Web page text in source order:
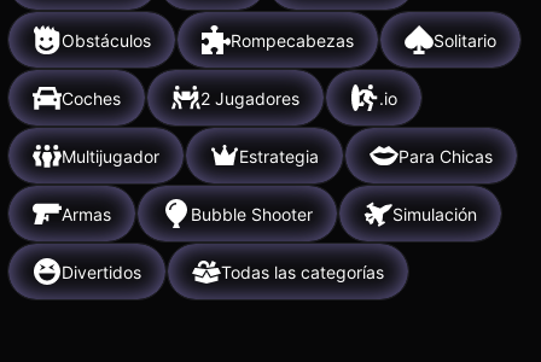
Obstáculos Rompecabezas Solitario
Coches 2 Jugadores .io
Multijugador Estrategia Para Chicas
Armas Bubble Shooter Simulación
Divertidos Todas las categorías